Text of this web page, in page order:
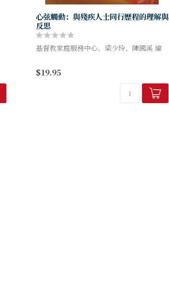
心弦觸動：與殘疾人士同行歷程的理解與
反思
基督教家庭服務中心、梁少玲、陳國溪 編
麼印象？不正常、有病態、情緒失控、須隔
離……這些都是世俗給他們的標籤──但
$19.95